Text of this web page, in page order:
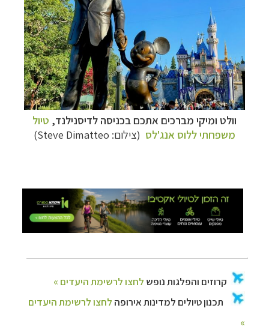
וולט ומיקי מברכים אתכם בכניסה לדיסנילנד, טיול
משפחתי ללוס אנג'לס (צילום: Steve Dimatteo
)
טיולים לאמריקה הצפוניתלחצו לרשימת
היעדים »